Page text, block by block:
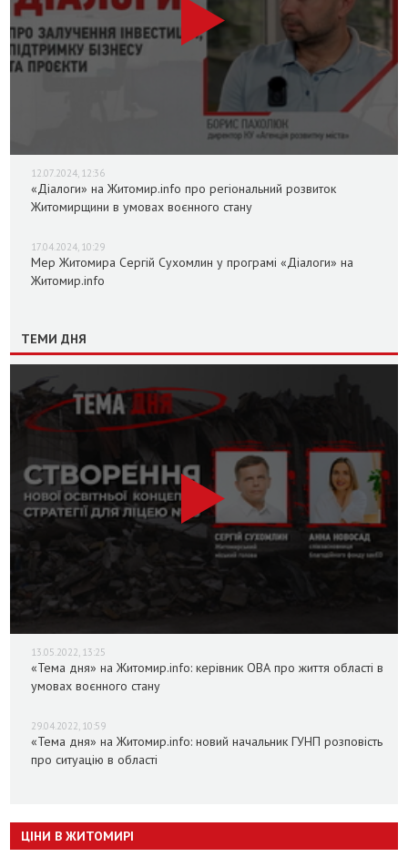
12.07.2024, 12:36
«Діалоги» на Житомир.info про регіональний розвиток
Житомирщини в умовах воєнного стану
17.04.2024, 10:29
Мер Житомира Сергій Сухомлин у програмі «Діалоги» на
Житомир.info
ТЕМИ ДНЯ
13.05.2022, 13:25
«Тема дня» на Житомир.info: керівник ОВА про життя області в
умовах воєнного стану
29.04.2022, 10:59
«Тема дня» на Житомир.info: новий начальник ГУНП розповість
про ситуацію в області
ЦІНИ В ЖИТОМИРІ